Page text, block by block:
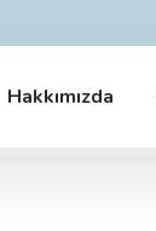
Hakkımızda